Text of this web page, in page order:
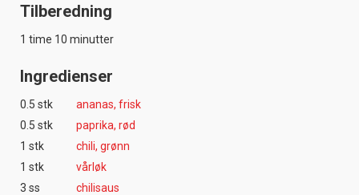
Tilberedning
1 time 10 minutter
Ingredienser
0.5 stk
ananas, frisk
0.5 stk
paprika, rød
1 stk
chili, grønn
1 stk
vårløk
3 ss
chilisaus